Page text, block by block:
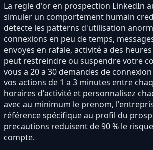
La regle d'or en prospection LinkedIn
simuler un comportement humain
detecte les patterns d'utilisation
connexions en peu de temps,
envoyes en rafale, activité a des
peut restreindre ou suspendre votre
vous a 20 a 30 demandes de
vos actions de 1 a 3 minutes entre
horaires d'activité et personnalisez
avec au minimum le prenom,
référence spécifique au profil du
precautions reduisent de 90 % le
compte.